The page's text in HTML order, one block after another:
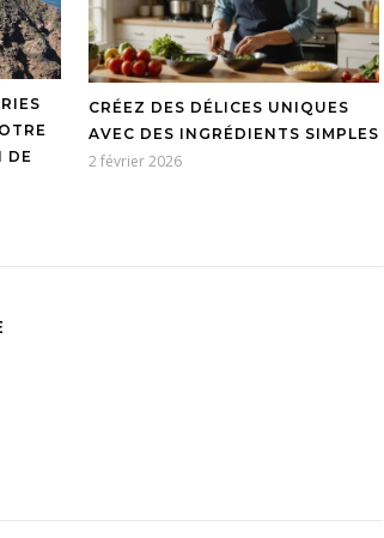
DE
CRÉEZ DES DÉLICES UNIQUES
AVEC DES INGRÉDIENTS SIMPLES
2 février 2026